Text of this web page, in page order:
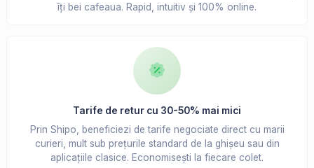
îți bei cafeaua. Rapid, intuitiv și 100% online.
Tarife de retur cu 30-50% mai mici
Prin Shipo, beneficiezi de tarife negociate direct cu marii
curieri, mult sub prețurile standard de la ghișeu sau din
aplicațiile clasice. Economisești la fiecare colet.